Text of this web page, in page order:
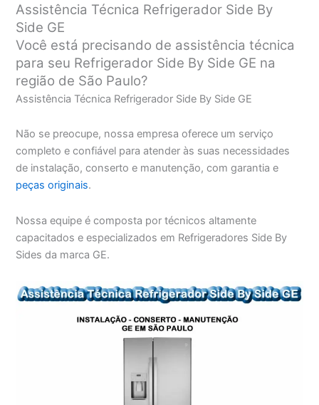
Assistência Técnica Refrigerador Side By
Side GE
Você está precisando de assistência técnica
para seu Refrigerador Side By Side GE na
região de São Paulo?
Assistência Técnica Refrigerador Side By Side GE
Não se preocupe, nossa empresa oferece um serviço
completo e confiável para atender às suas necessidades
de instalação, conserto e manutenção, com garantia e
peças originais.
Nossa equipe é composta por técnicos altamente
capacitados e especializados em Refrigeradores Side By
Sides da marca GE.